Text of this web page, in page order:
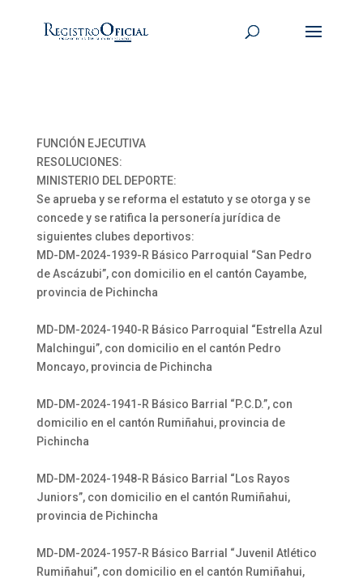
FUNCIÓN EJECUTIVA
RESOLUCIONES:
MINISTERIO DEL DEPORTE:
Se aprueba y se reforma el estatuto y se otorga y se
concede y se ratifica la personería jurídica de
siguientes clubes deportivos:
MD-DM-2024-1939-R Básico Parroquial “San Pedro
de Ascázubi”, con domicilio en el cantón Cayambe,
provincia de Pichincha
MD-DM-2024-1940-R Básico Parroquial “Estrella Azul
Malchingui”, con domicilio en el cantón Pedro
Moncayo, provincia de Pichincha
MD-DM-2024-1941-R Básico Barrial “P.C.D.”, con
domicilio en el cantón Rumiñahui, provincia de
Pichincha
MD-DM-2024-1948-R Básico Barrial “Los Rayos
Juniors”, con domicilio en el cantón Rumiñahui,
provincia de Pichincha
MD-DM-2024-1957-R Básico Barrial “Juvenil Atlético
Rumiñahui”, con domicilio en el cantón Rumiñahui,